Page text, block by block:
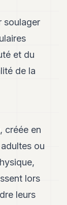
soulager
et du
de la
créée en
ou
lors
leurs